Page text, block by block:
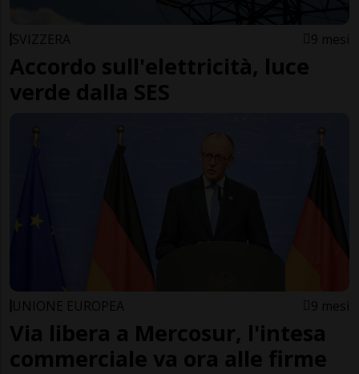
SVIZZERA 9 mesi
Accordo sull'elettricità, luce
verde dalla SES
UNIONE EUROPEA 9 mesi
Via libera a Mercosur, l'intesa
commerciale va ora alle firme